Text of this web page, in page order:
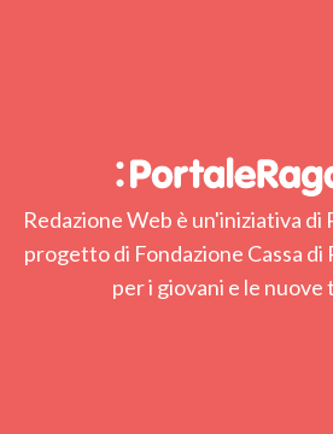
Redazione Web è un'iniziativa di
progetto di Fondazione Cassa di
per i giovani e le